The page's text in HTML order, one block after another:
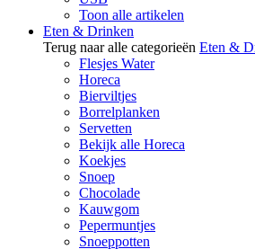
Toon alle artikelen
Eten & Drinken
Terug naar alle categorieën Eten &
Flesjes Water
Horeca
Bierviltjes
Borrelplanken
Servetten
Bekijk alle Horeca
Koekjes
Snoep
Chocolade
Kauwgom
Pepermuntjes
Snoeppotten